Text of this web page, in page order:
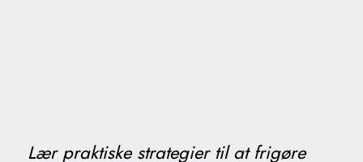
Lær praktiske strategier til at frigøre